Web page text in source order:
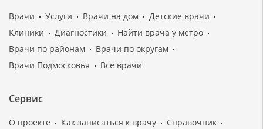
Врачи Услуги Врачи на дом
Детские врачи
Клиники
Диагностики
Найти врача у метро
Врачи по районам
Врачи по округам
Врачи Подмосковья
Все врачи
Сервис
О проекте Как записаться к врачу
Справочник